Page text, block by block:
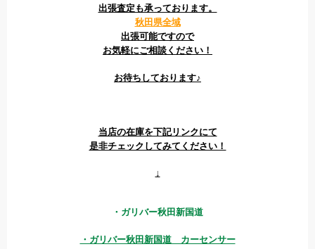
出張査定も承っております。
秋田県全域
出張可能ですので
お気軽にご相談ください！
お待ちしております♪
当店の在庫を下記リンクにて
是非チェックしてみてください！
↓
・ガリバー秋田新国道
・ガリバー秋田新国道 カーセンサー